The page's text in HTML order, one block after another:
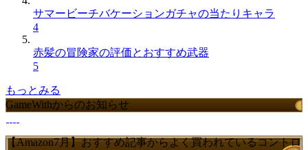
サマービーチバケーションガチャの当たりキャラ
4
赤髪の冒険家の評価とおすすめ武器
5
もっとみる
GameWithからのお知らせ
【Amazon7月】おすすめ記事からよく買われているコントロ